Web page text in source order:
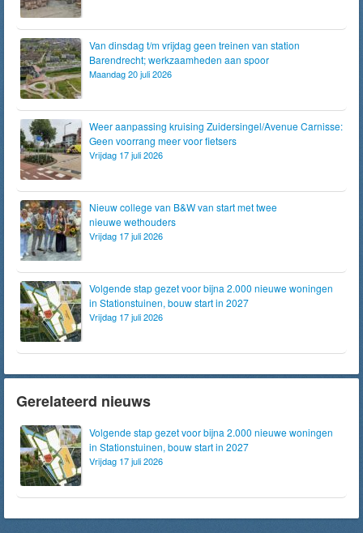
Van dinsdag t/m vrijdag geen treinen van station
Barendrecht; werkzaamheden aan spoor
Maandag 20 juli 2026
Weer aanpassing kruising Zuidersingel/Avenue Carnisse:
Geen voorrang meer voor fietsers
Vrijdag 17 juli 2026
Nieuw college van B&W van start met twee
nieuwe wethouders
Vrijdag 17 juli 2026
Volgende stap gezet voor bijna 2.000 nieuwe woningen
in Stationstuinen, bouw start in 2027
Vrijdag 17 juli 2026
Gerelateerd nieuws
Volgende stap gezet voor bijna 2.000 nieuwe woningen
in Stationstuinen, bouw start in 2027
Vrijdag 17 juli 2026